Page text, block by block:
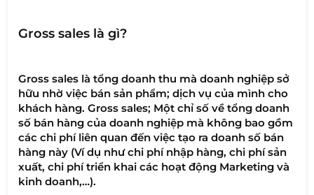
Gross sales là gì?
Gross sales là tổng doanh thu mà doanh nghiệp sở
hữu nhờ việc bán sản phẩm; dịch vụ của mình cho
khách hàng. Gross sales; Một chỉ số về tổng doanh
số bán hàng của doanh nghiệp mà không bao gồm
các chi phí liên quan đến việc tạo ra doanh số bán
hàng này (Ví dụ như chi phí nhập hàng, chi phí sản
xuất, chi phí triển khai các hoạt động Marketing và
kinh doanh,…).